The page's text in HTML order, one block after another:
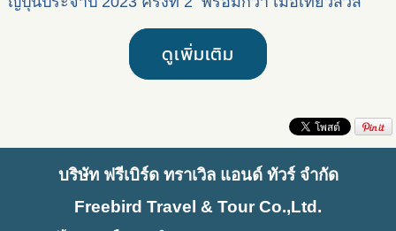
ดูเพิ่มเติม
บริษัท ฟรีเบิร์ด ทราเวิล แอนด์ ทัวร์ จำกัด
Freebird Travel & Tour Co.,Ltd.